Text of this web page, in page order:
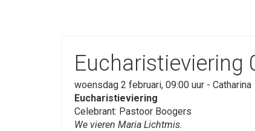
Eucharistieviering
woensdag 2 februari, 09:00 uur - Catharina
Eucharistieviering
Celebrant: Pastoor Boogers
We vieren Maria Lichtmis.